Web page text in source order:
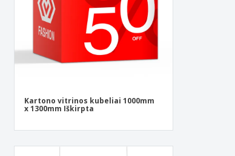
Kartono vitrinos kubeliai 1000mm
x 1300mm Iškirpta